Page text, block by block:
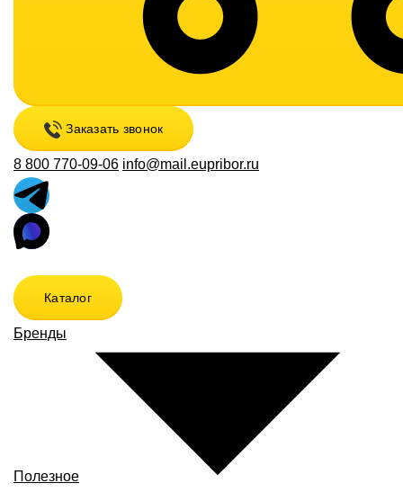
Заказать звонок
8 800 770-09-06 info@mail.eupribor.ru
Каталог
Бренды
Полезное